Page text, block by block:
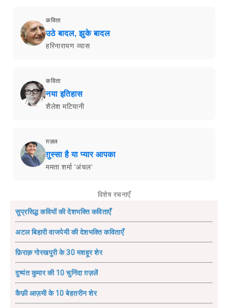
कविता
उठे बादल, झुके बादल
हरिनारायण व्यास
कविता
नया इतिहास
शैलेश मटियानी
ग़ज़ल
ग़ुस्सा है या प्यार आपका
ममता शर्मा 'अंचल'
विशेष रचनाएँ
सुप्रसिद्ध कवियों की देशभक्ति कविताएँ
अटल बिहारी वाजपेयी की देशभक्ति कविताएँ
फ़िराक़ गोरखपुरी के 30 मशहूर शेर
दुष्यंत कुमार की 10 चुनिंदा ग़ज़लें
कैफ़ी आज़मी के 10 बेहतरीन शेर